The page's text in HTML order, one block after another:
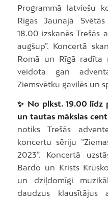
Programmā latviešu
Rīgas Jaunajā
18.00 izskanēs Trešās
augšup”. Koncertā
Romā un Rīgā radīta
veidota gan
Ziemsvētku gavilēs un
✨ No plkst. 19.00 līdz
un tautas mākslas
notiks Trešās
koncertu sēriju
2023”. Koncertā
Bardo un Krists
un dziļdomīgi
daudzus klausītājus